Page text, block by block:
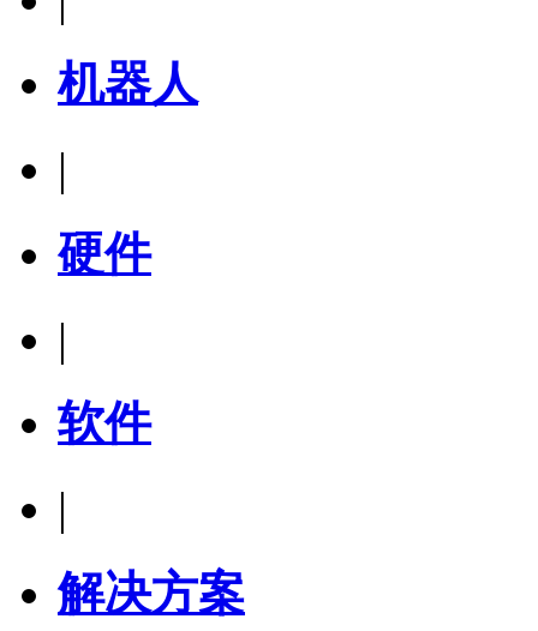
机器人
|
硬件
|
软件
|
解决方案